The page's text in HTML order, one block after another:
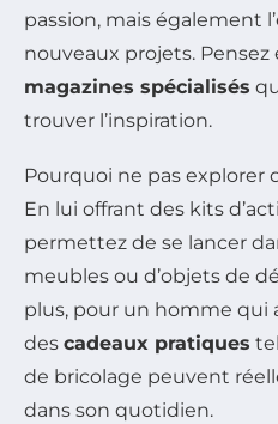
passion, mais également
nouveaux projets.
magazines spécialisés
trouver l’inspiration.
Pourquoi ne pas explorer
En lui offrant des kits
permettez de se lancer
meubles ou d’objets de
plus, pour un homme qui
des cadeaux pratiques
de bricolage peuvent
dans son quotidien.